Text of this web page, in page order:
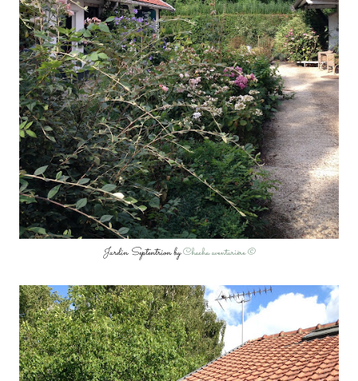
Jardin Septentrion byChacha aventurière ©